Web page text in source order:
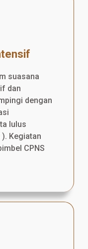
suasana
dan
dengan
lulus
). Kegiatan
CPNS